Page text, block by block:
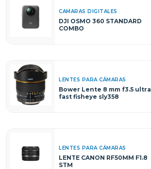
CAMARAS DIGITALES
DJI OSMO 360 STANDARD
COMBO
LENTES PARA CÁMARAS
Bower Lente 8 mm f3.5 ultra
fast fisheye sly358
LENTES PARA CÁMARAS
LENTE CANON RF50MM F1.8
STM